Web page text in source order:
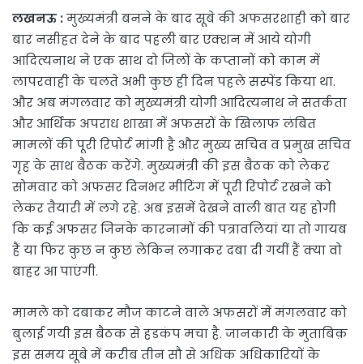
लखनऊ : मुख्यमंत्री बनने के बाद सूबे की अफसरशाही को बार
बार नसीहत देने के बाद पहली बार एक्शन में आये योगी
आदित्यनाथ ने एक साथ दो जिलों के कप्तानों को काम में
लापरवाही के चलते अभी कुछ ही दिन पहले सस्पेंड किया था.
और अब मंगलवार को मुख्यमंत्री योगी आदित्यनाथ ने सतर्कता
और आर्थिक अपराध शाखा में अफसरों के खिलाफ लंबित
मामलों की पूरी रिपोर्ट मांगी है और मुख्य सचिव व प्रमुख सचिव
गृह के साथ बैठक करेंगे. मुख्यमंत्री की इस बैठक को लेकर
सोमवार को अफसर दिनभर मीटिंग में पूरी रिपोर्ट रखने को
लेकर तैयारी में लगे रहे. अब इसमें देखने वाली बात यह होगी
कि कई अफसर जिनके कारनामों की पत्रावलियां या तो गायब
हैं या फिर कुछ न कुछ लेकिन लगाकर दबा दी गयीं हैं क्या वो
बाहर आ पाएंगी.
मामले को दबाकर मौज काटने वाले अफसरों में मंगलवार को
बुलाई गयी इस बैठक से हडकंप मचा है. जानकारी के मुताबिक़
इस समय सूबे में करीब तीन सौ से अधिक अधिकारियों के